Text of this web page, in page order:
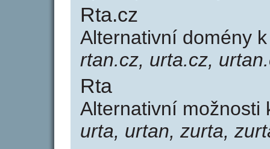
Rta.cz
Alternativní domény
rtan.cz, urta.cz,
Rta
Alternativní
urta, urtan, zurta,